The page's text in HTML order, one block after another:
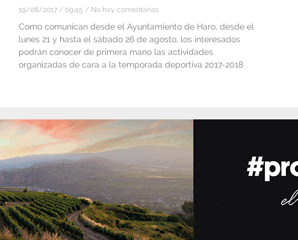
19/08/2017 09:45 No hay comentarios
Como comunican desde el Ayuntamiento de Haro, desde el
lunes 21 y hasta el sábado 26 de agosto, los interesados
podrán conocer de primera mano las actividades
organizadas de cara a la temporada deportiva 2017-2018